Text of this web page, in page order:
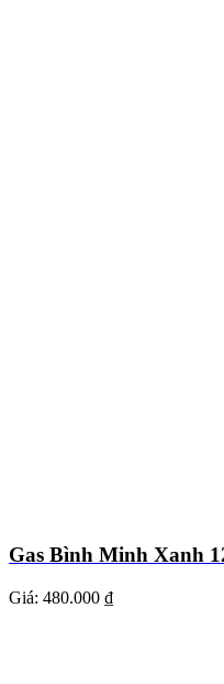
Gas Bình Minh Xanh
Giá: 480.000 ₫